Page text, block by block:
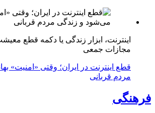
اینترنت، ابزار زندگی یا دکمه قطع
مجازات جمعی
قطع اینترنت در ایران؛ وقتی «امنیت»
مردم قربانی
فرهنگی